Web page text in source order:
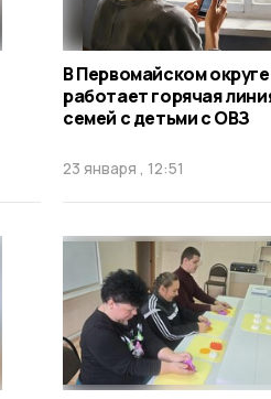
В Первомайском округе
работает горячая
семей с детьми с ОВЗ
23 января , 12:51